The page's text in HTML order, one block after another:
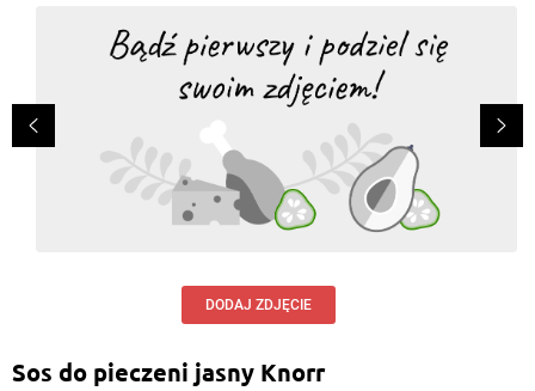
DODAJ ZDJĘCIE
Sos do pieczeni jasny Knorr